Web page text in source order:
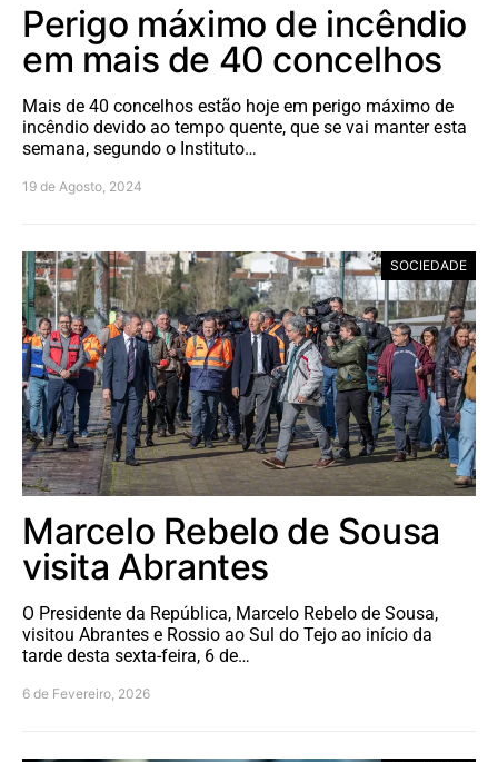
Perigo máximo de incêndio
em mais de 40 concelhos
Mais de 40 concelhos estão hoje em perigo máximo de
incêndio devido ao tempo quente, que se vai manter esta
semana, segundo o Instituto…
19 de Agosto, 2024
SOCIEDADE
Marcelo Rebelo de Sousa
visita Abrantes
O Presidente da República, Marcelo Rebelo de Sousa,
visitou Abrantes e Rossio ao Sul do Tejo ao início da
tarde desta sexta-feira, 6 de…
6 de Fevereiro, 2026